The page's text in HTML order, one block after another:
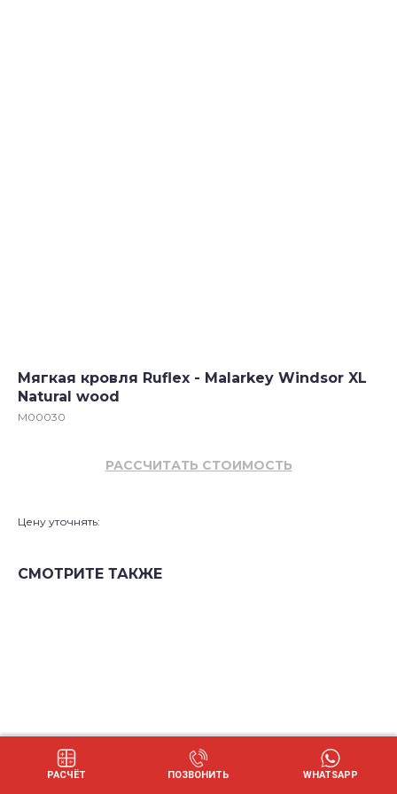
Мягкая кровля Ruflex - Malarkey Windsor XL
Natural wood
M00030
РАССЧИТАТЬ СТОИМОСТЬ
Цену уточнять:
СМОТРИТЕ ТАКЖЕ
РАСЧЁТ ПОЗВОНИТЬ WHATSAPP